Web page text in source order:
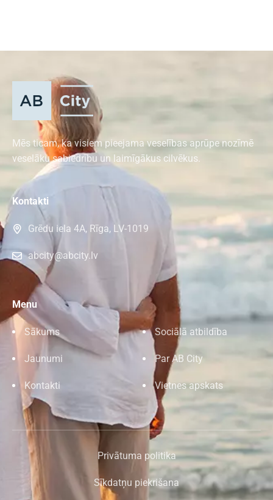
Mēs ticam, ka visiem pieejama veselības aprūpe nozīmē
veselāku sabiedrību un laimīgākus cilvēkus.
Kontakti
Grēdu iela 4A, Rīga, LV-1019
abcity@abcity.lv
Menu
Sākums Sociālā atbildība
Jaunumi Par AB City
Kontakti Vietnes apskats
Privātuma politika
Sīkdatņu piekrišana